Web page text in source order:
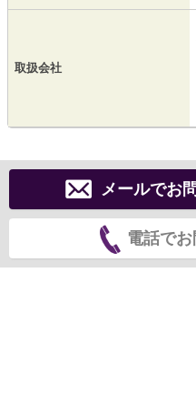
取扱会社
メールでお
電話で